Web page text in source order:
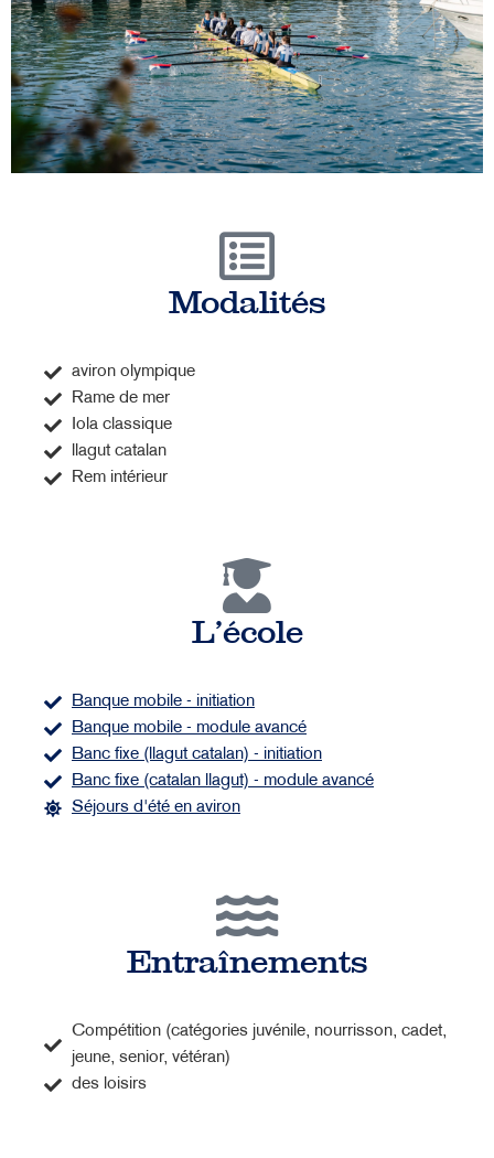
Modalités
aviron olympique
Rame de mer
Iola classique
llagut catalan
Rem intérieur
L'école
Banque mobile - initiation
Banque mobile - module avancé
Banc fixe (llagut catalan) - initiation
Banc fixe (catalan llagut) - module avancé
Séjours d'été en aviron
Entraînements
Compétition (catégories juvénile, nourrisson, cadet,
jeune, senior, vétéran)
des loisirs